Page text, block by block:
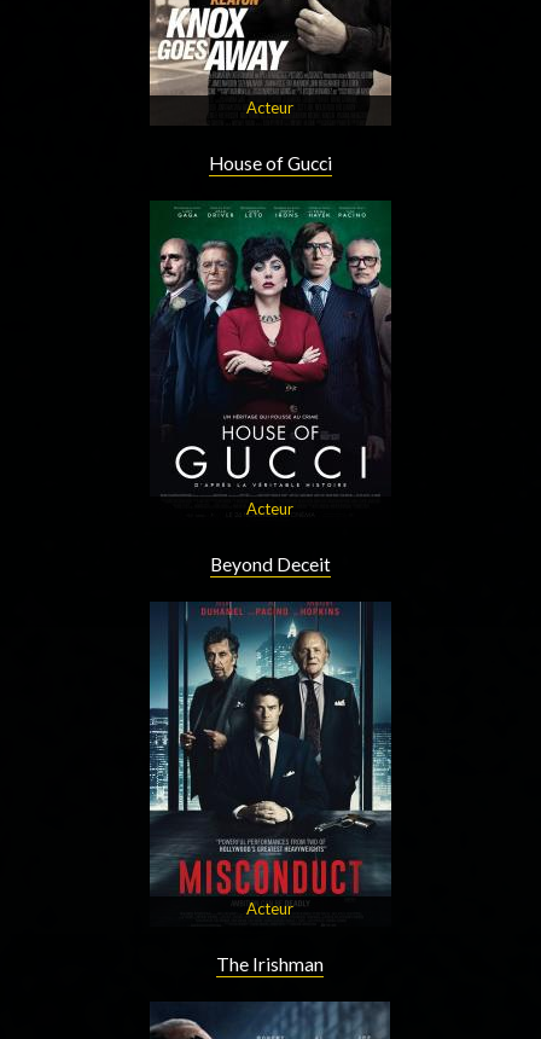
Acteur
House of Gucci
Acteur
Beyond Deceit
Acteur
The Irishman